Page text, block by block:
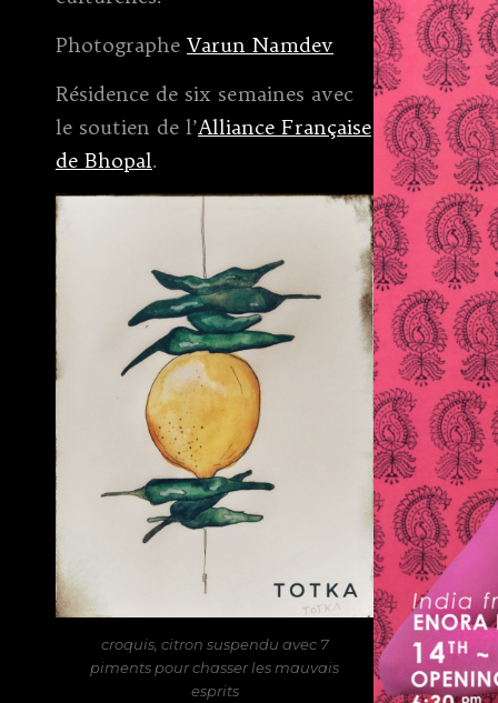
Photographe Varun Namdev
Résidence de six semaines avec
le soutien de l’Alliance Française
de Bhopal.
croquis, citron suspendu avec 7
piments pour chasser les mauvais
esprits